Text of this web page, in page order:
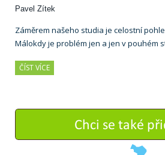
Pavel Zítek
Záměrem našeho studia je celostní
Málokdy je problém jen a jen v pouhém
ČÍST VÍCE